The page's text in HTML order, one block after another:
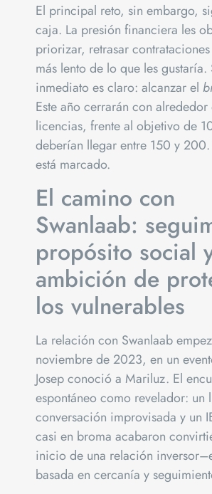
El principal reto, sin embargo,
caja. La presión financiera les
priorizar, retrasar
más lento de lo que les
inmediato es claro: alcanzar el
Este año cerrarán con
licencias, frente al objetivo de
deberían llegar entre 150 y
está marcado.
El camino con
Swanlaab:
propósito social
ambición de
los vulnerables
La relación con Swanlaab
noviembre de 2023, en un
Josep conoció a Mariluz. El
espontáneo como revelador: un
conversación improvisada y un
casi en broma acabaron
inicio de una relación
basada en cercanía y